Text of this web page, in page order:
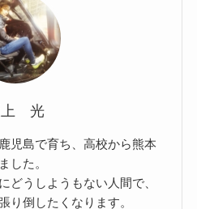
上 光
児島で育ち、高校から熊本
した。
どうしようもない人間で、
り倒したくなります。